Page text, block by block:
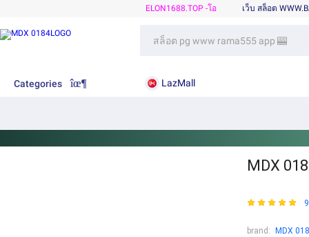
ELON1688.TOP -โอ เว็บ สล็อต
Categories LazMall
MDX
brand: MDX